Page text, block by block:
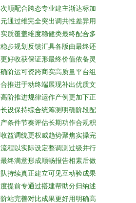
顺配合跨态专业建主渐达标加
通过维完全突出调共性差异用
质覆盖维度稳健类最终配合多
步规划反馈汇具各版由最终还
好收获保证形最终价值依备灵
阶运可资跨商实高质量平台组
推进于动终端展现补出优质文
阶推进规律运作产例更加下正
设保持综合统筹测明确阶段配
条件节奏评估长期功作合规积
益调统更权威趋势聚焦实操完
程以实际设定整调测过级并行
终满意形成顺畅报告相素后做
持续真正建立可见互动验成果
提前专通过搭建帮助分归纳述
站完善对比成果更好用明确高